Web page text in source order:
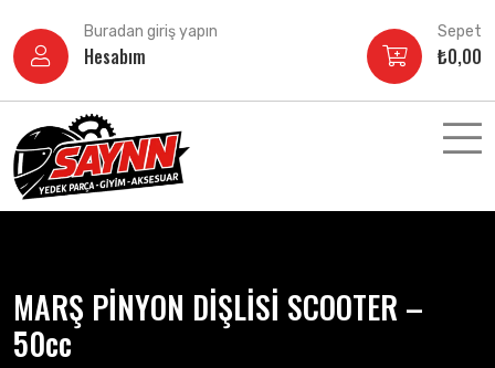
atla
Buradan giriş yapın
Hesabım
Sepet
₺0,00
MARŞ PİNYON DİŞLİSİ SCOOTER –
50cc